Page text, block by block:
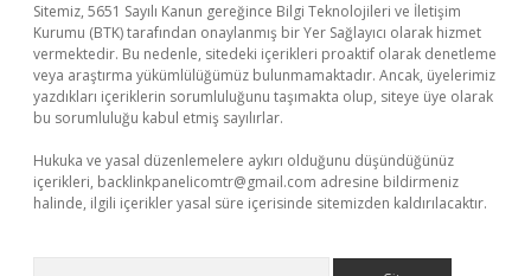
Sitemiz, 5651 Sayılı Kanun gereğince Bilgi Teknolojileri ve İletişim
Kurumu (BTK) tarafından onaylanmış bir Yer Sağlayıcı olarak hizmet
vermektedir. Bu nedenle, sitedeki içerikleri proaktif olarak denetleme
veya araştırma yükümlülüğümüz bulunmamaktadır. Ancak, üyelerimiz
yazdıkları içeriklerin sorumluluğunu taşımakta olup, siteye üye olarak
bu sorumluluğu kabul etmiş sayılırlar.
Hukuka ve yasal düzenlemelere aykırı olduğunu düşündüğünüz
içerikleri, backlinkpanelicomtr@gmail.com adresine bildirmeniz
halinde, ilgili içerikler yasal süre içerisinde sitemizden kaldırılacaktır.